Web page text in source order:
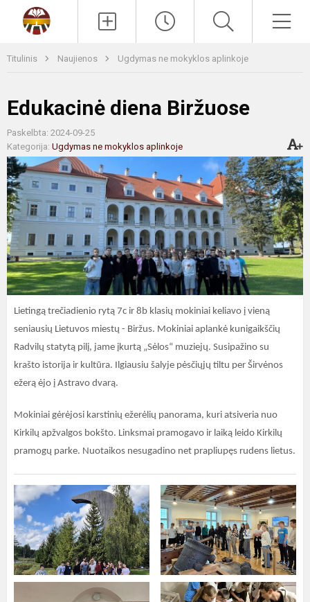
Titulinis Naujienos Ugdymas ne mokyklos aplinkoje
Edukacinė diena Biržuose
Paskelbta: 2024-09-25
Kategorija: Ugdymas ne mokyklos aplinkoje
Lietingą trečiadienio rytą 7c ir 8b klasių mokiniai keliavo į vieną
seniausių Lietuvos miestų - Biržus. Mokiniai aplankė kunigaikščių
Radvilų statytą pilį, jame įkurtą „Sėlos“ muziejų. Susipažino su
krašto istorija ir kultūra. Ilgiausiu šalyje pėsčiųjų tiltu per Širvėnos
ežerą ėjo į Astravo dvarą.
Mokiniai gėrėjosi karstinių ežerėlių panorama, kuri atsiveria nuo
Kirkilų apžvalgos bokšto. Linksmai pramogavo ir laiką leido Kirkilų
pramogų parke. Nuotaikos nesugadino net prapliupęs rudens lietus.